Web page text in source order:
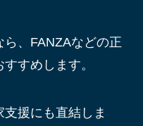
、FANZAなどの正
すめします。
援にも直結しま